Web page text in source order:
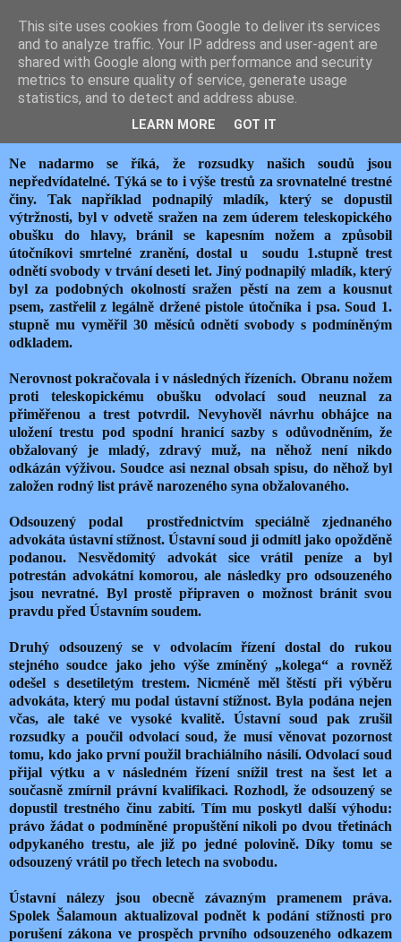
JEMELIK ZDENĚK
pondělí 16. března 2015
NEROVNÉ TRESTY
Ne nadarmo se říká, že rozsudky našich soudů jsou
nepředvídatelné. Týká se to i výše trestů za srovnatelné trestné
činy. Tak například podnapilý mladík, který se dopustil
výtržnosti, byl v odvetě sražen na zem úderem teleskopického
obušku do hlavy, bránil se kapesním nožem a způsobil
útočníkovi smrtelné zranění, dostal u soudu 1.stupně trest
odnětí svobody v trvání deseti let. Jiný podnapilý mladík, který
byl za podobných okolností sražen pěstí na zem a kousnut
psem, zastřelil z legálně držené pistole útočníka i psa. Soud 1.
stupně mu vyměřil 30 měsíců odnětí svobody s podmíněným
odkladem.
Nerovnost pokračovala i v následných řízeních. Obranu nožem
proti teleskopickému obušku odvolací soud neuznal za
přiměřenou a trest potvrdil. Nevyhověl návrhu obhájce na
uložení trestu pod spodní hranicí sazby s odůvodněním, že
obžalovaný je mladý, zdravý muž, na něhož není nikdo
odkázán výživou. Soudce asi neznal obsah spisu, do něhož byl
založen rodný list právě narozeného syna obžalovaného.
Odsouzený podal prostřednictvím speciálně zjednaného
advokáta ústavní stížnost. Ústavní soud ji odmítl jako opožděně
podanou. Nesvědomitý advokát sice vrátil peníze a byl
potrestán advokátní komorou, ale následky pro odsouzeného
jsou nevratné. Byl prostě připraven o možnost bránit svou
pravdu před Ústavním soudem.
Druhý odsouzený se v odvolacím řízení dostal do rukou
stejného soudce jako jeho výše zmíněný „kolega“ a rovněž
odešel s desetiletým trestem. Nicméně měl štěstí při výběru
advokáta, který mu podal ústavní stížnost. Byla podána nejen
včas, ale také ve vysoké kvalitě. Ústavní soud pak zrušil
rozsudky a poučil odvolací soud, že musí věnovat pozornost
tomu, kdo jako první použil brachiálního násilí. Odvolací soud
přijal výtku a v následném řízení snížil trest na šest let a
současně zmírnil právní kvalifikaci. Rozhodl, že odsouzený se
dopustil trestného činu zabití. Tím mu poskytl další výhodu:
právo žádat o podmíněné propuštění nikoli po dvou třetinách
odpykaného trestu, ale již po jedné polovině. Díky tomu se
odsouzený vrátil po třech letech na svobodu.
Ústavní nálezy jsou obecně závazným pramenem práva.
Spolek Šalamoun aktualizoval podnět k podání stížnosti pro
porušení zákona ve prospěch prvního odsouzeného odkazem
This site uses cookies from Google to deliver its services
and to analyze traffic. Your IP address and user-agent are
shared with Google along with performance and security
metrics to ensure quality of service, generate usage
statistics, and to detect and address abuse.
LEARN MORE GOT IT